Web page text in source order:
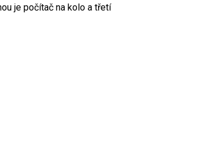
je počítač na kolo a třetí